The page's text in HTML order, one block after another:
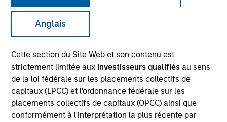
Anglais
Cette section du Site Web et son contenu est
strictement limitée aux investisseurs qualifiésau sens
de la loi fédérale sur les placements collectifs de
capitaux (LPCC) et l'ordonnance fédérale sur les
placements collectifs de capitaux (OPCC) ainsi que
conformément à l'interprétation la plus récente par